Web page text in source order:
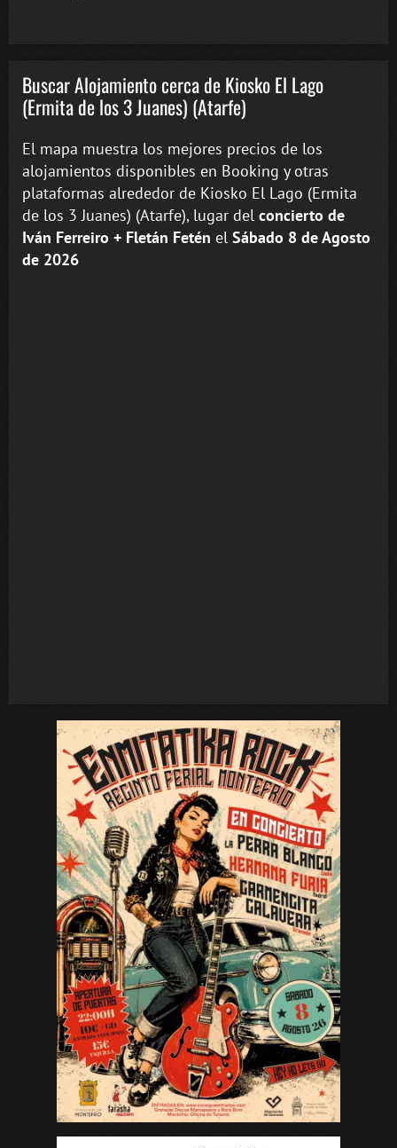
Buscar Alojamiento cerca de Kiosko El Lago
(Ermita de los 3 Juanes) (Atarfe)
El mapa muestra los mejores precios de los
alojamientos disponibles en Booking y otras
plataformas alrededor de Kiosko El Lago (Ermita
de los 3 Juanes) (Atarfe), lugar del concierto de
Iván Ferreiro + Fletán Fetén el Sábado 8 de Agosto
de 2026